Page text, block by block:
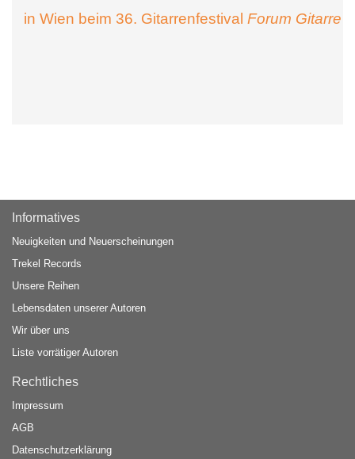
in Wien beim 36. Gitarrenfestival Forum Gitarre
Informatives
Neuigkeiten und Neuerscheinungen
Trekel Records
Unsere Reihen
Lebensdaten unserer Autoren
Wir über uns
Liste vorrätiger Autoren
Rechtliches
Impressum
AGB
Datenschutzerklärung